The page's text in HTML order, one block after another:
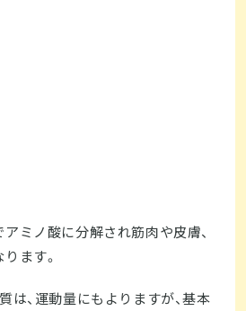
ミノ酸に分解され筋肉や皮膚、
ます。
は、運動量にもよりますが、基本